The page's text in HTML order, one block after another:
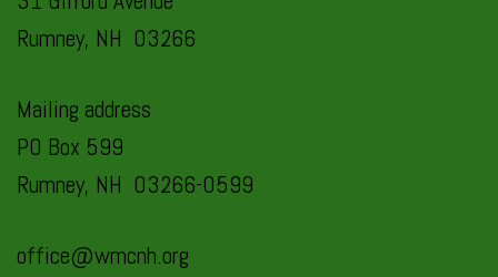
Rumney, NH 03266
Mailing address
PO Box 599
Rumney, NH 03266-0599
office@wmcnh.org